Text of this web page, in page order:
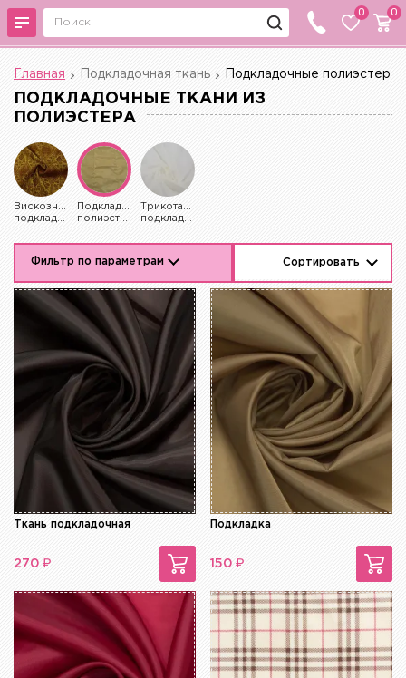
0 0
Главная Подкладочная ткань Подкладочные полиэстер
ПОДКЛАДОЧНЫЕ ТКАНИ ИЗ
ПОЛИЭСТЕРА
Вискозные
подкладочные
Подкладочные
полиэстер
Трикотажные
подкладочные
Фильтр по параметрам Сортировать
Ткань подкладочная
270 ₽
Подкладка
150 ₽